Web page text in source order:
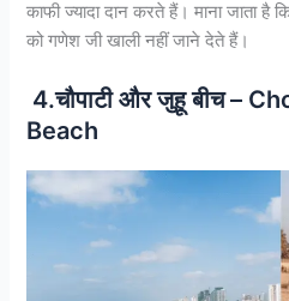
काफी ज्यादा दान करते हैं। माना जाता है
को गणेश जी खाली नहीं जाने देते हैं।
4.चौपाटी और जुहू बीच –
Beach